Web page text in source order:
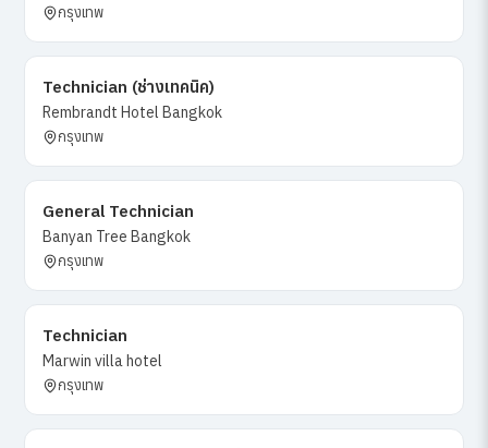
กรุงเทพ
Technician (ช่างเทคนิค)
Rembrandt Hotel Bangkok
กรุงเทพ
General Technician
Banyan Tree Bangkok
กรุงเทพ
Technician
Marwin villa hotel
กรุงเทพ